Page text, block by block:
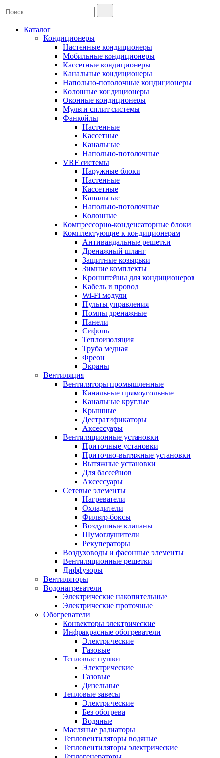
Каталог
Кондиционеры
Настенные кондиционеры
Мобильные кондиционеры
Кассетные кондиционеры
Канальные кондиционеры
Напольно-потолочные кондиционеры
Колонные кондиционеры
Оконные кондиционеры
Мульти сплит системы
Фанкойлы
Настенные
Кассетные
Канальные
Напольно-потолочные
VRF системы
Наружные блоки
Настенные
Кассетные
Канальные
Напольно-потолочные
Колонные
Компрессорно-конденсаторные блоки
Комплектующие к кондиционерам
Антивандальные решетки
Дренажный шланг
Защитные козырьки
Зимние комплекты
Кронштейны для кондиционеров
Кабель и провод
Wi-Fi модули
Пульты управления
Помпы дренажные
Панели
Сифоны
Теплоизоляция
Труба медная
Фреон
Экраны
Вентиляция
Вентиляторы промышленные
Канальные прямоугольные
Канальные круглые
Крышные
Дестратификаторы
Аксессуары
Вентиляционные установки
Приточные установки
Приточно-вытяжные установки
Вытяжные установки
Для бассейнов
Аксессуары
Сетевые элементы
Нагреватели
Охладители
Фильтр-боксы
Воздушные клапаны
Шумоглушители
Рекуператоры
Воздуховоды и фасонные элементы
Вентиляционные решетки
Диффузоры
Вентиляторы
Водонагреватели
Электрические накопительные
Электрические проточные
Обогреватели
Конвекторы электрические
Инфракрасные обогреватели
Электрические
Газовые
Тепловые пушки
Электрические
Газовые
Дизельные
Тепловые завесы
Электрические
Без обогрева
Водяные
Масляные радиаторы
Тепловентиляторы водяные
Тепловентиляторы электрические
Теплогенераторы